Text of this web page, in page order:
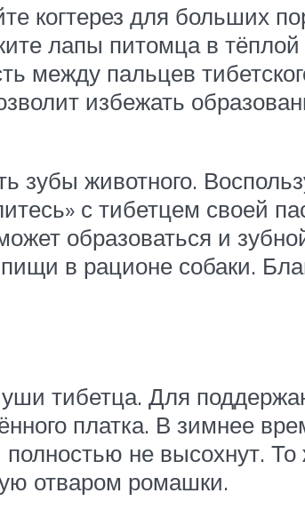
когтерез для больших
лапы питомца в
между пальцев
избежать
зубы животного.
с тибетцем своей
образоваться и
в рационе собаки.
тибетца. Для
платка. В зимнее
полностью не высохнут.
отваром ромашки.